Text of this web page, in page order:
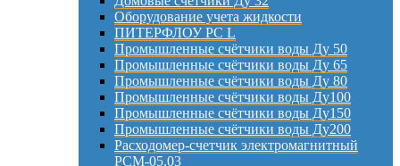
Оборудование учета жидкости
ПИТЕРФЛОУ РС L
Промышленные счётчики воды Ду 50
Промышленные счётчики воды Ду 65
Промышленные счётчики воды Ду 80
Промышленные счётчики воды Ду100
Промышленные счётчики воды Ду150
Промышленные счётчики воды Ду200
Расходомер-счетчик электромагнитный
РСМ-05.03